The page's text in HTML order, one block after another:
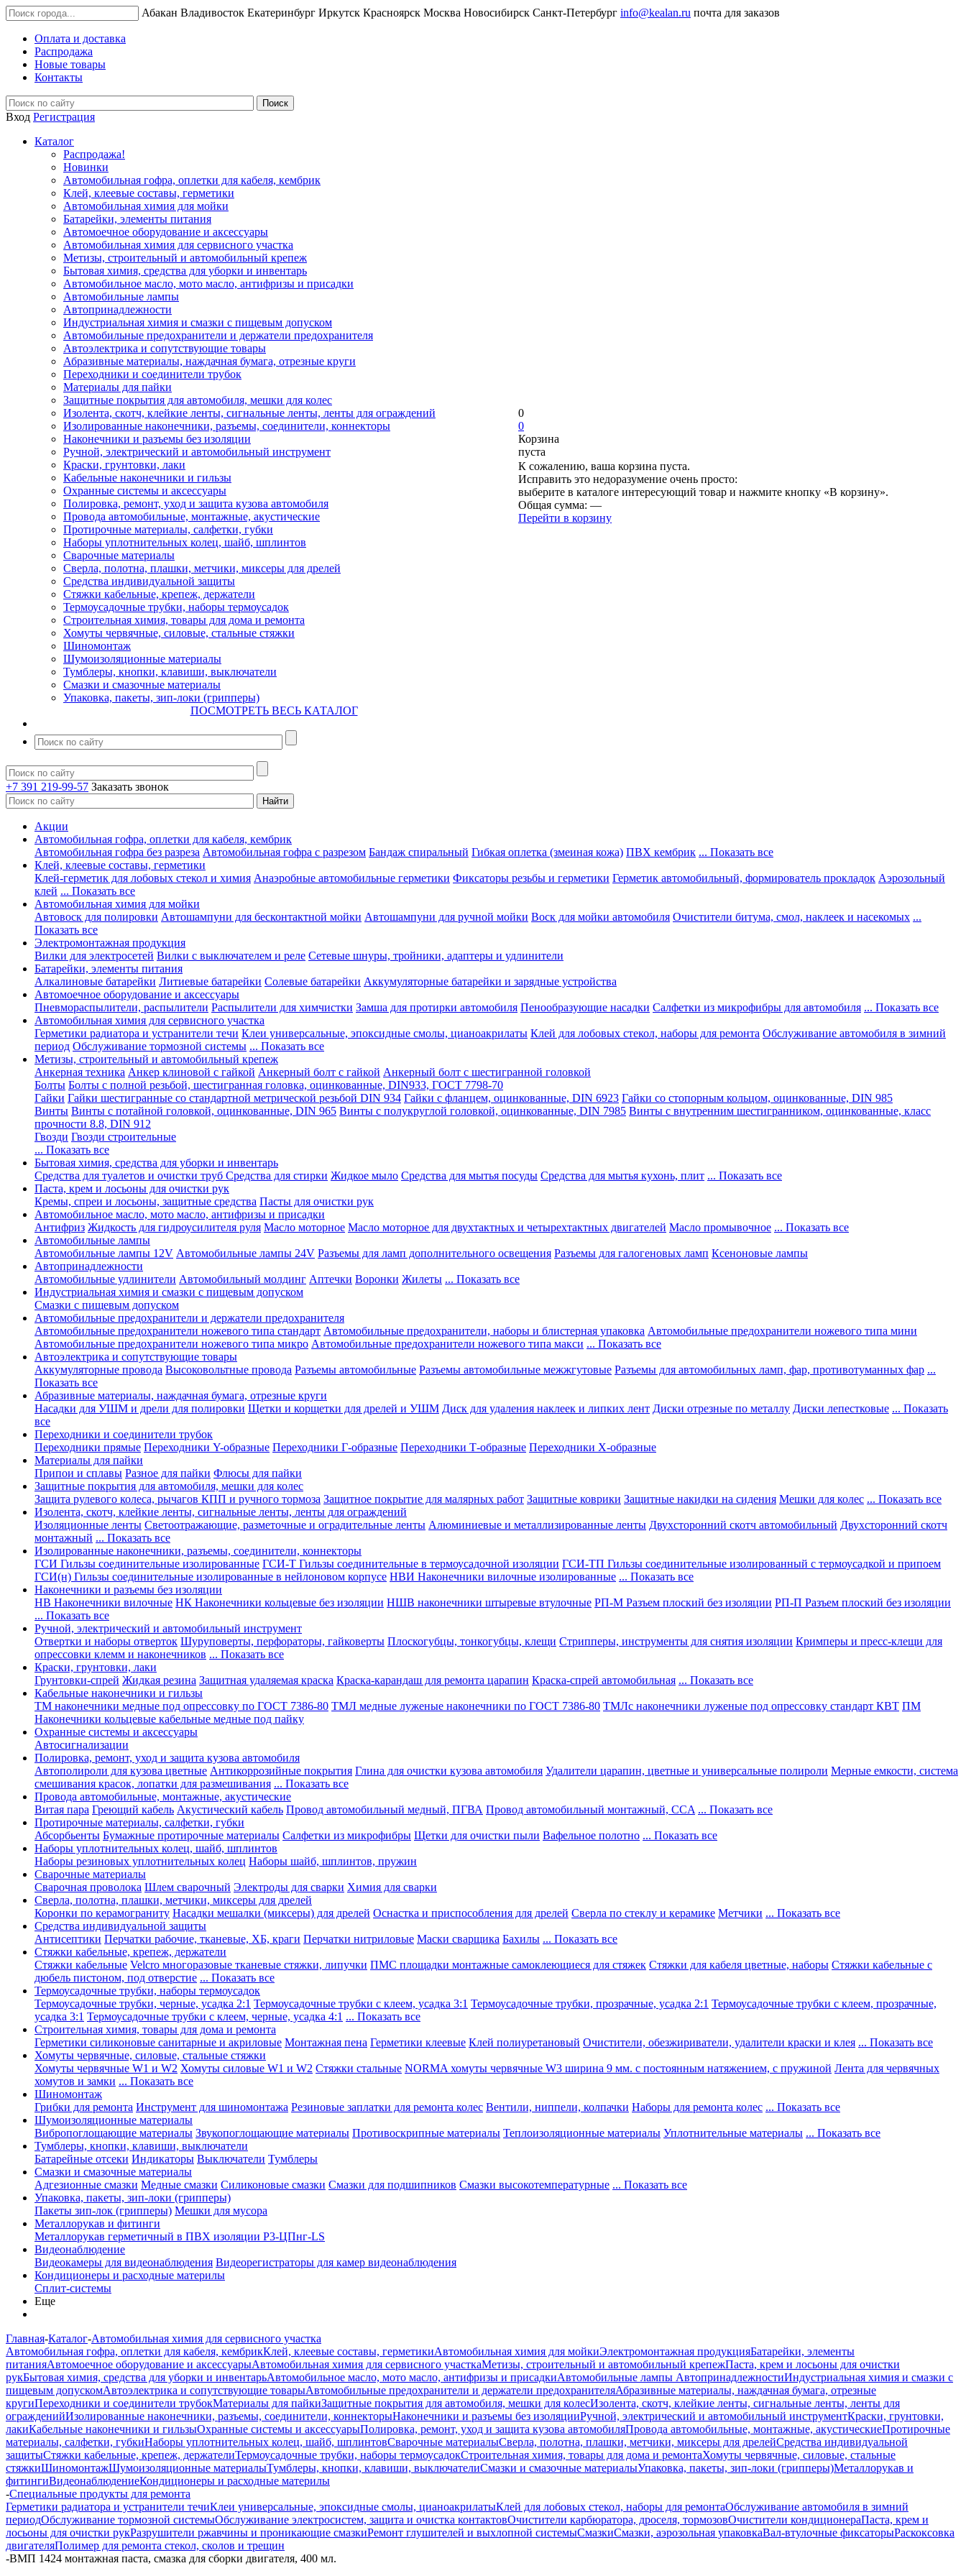
Абакан Владивосток Екатеринбург Иркутск Красноярск Москва Новосибирск Санкт-Петербург info@kealan.ru почта для заказов
Оплата и доставка
Распродажа
Новые товары
Контакты
Вход Регистрация
Каталог
Распродажа!
Новинки
Автомобильная гофра, оплетки для кабеля, кембрик
Клей, клеевые составы, герметики
Автомобильная химия для мойки
Батарейки, элементы питания
Автомоечное оборудование и аксессуары
Автомобильная химия для сервисного участка
Метизы, строительный и автомобильный крепеж
Бытовая химия, средства для уборки и инвентарь
Автомобильное масло, мото масло, антифризы и присадки
Автомобильные лампы
Автопринадлежности
Индустриальная химия и смазки с пищевым допуском
Автомобильные предохранители и держатели предохранителя
Автоэлектрика и сопутствующие товары
Абразивные материалы, наждачная бумага, отрезные круги
Переходники и соединители трубок
Материалы для пайки
Защитные покрытия для автомобиля, мешки для колес
Изолента, скотч, клейкие ленты, сигнальные ленты, ленты для ограждений
Изолированные наконечники, разъемы, соединители, коннекторы
Наконечники и разъемы без изоляции
Ручной, электрический и автомобильный инструмент
Краски, грунтовки, лаки
Кабельные наконечники и гильзы
Охранные системы и аксессуары
Полировка, ремонт, уход и защита кузова автомобиля
Провода автомобильные, монтажные, акустические
Протирочные материалы, салфетки, губки
Наборы уплотнительных колец, шайб, шплинтов
Сварочные материалы
Сверла, полотна, плашки, метчики, миксеры для дрелей
Средства индивидуальной защиты
Стяжки кабельные, крепеж, держатели
Термоусадочные трубки, наборы термоусадок
Строительная химия, товары для дома и ремонта
Хомуты червячные, силовые, стальные стяжки
Шиномонтаж
Шумоизоляционные материалы
Тумблеры, кнопки, клавиши, выключатели
Смазки и смазочные материалы
Упаковка, пакеты, зип-локи (грипперы)
ПОСМОТРЕТЬ ВЕСЬ КАТАЛОГ
+7 391 219-99-57 Заказать звонок
0
0
Корзина
пуста
К сожалению, ваша корзина пуста.
Исправить это недоразумение очень просто:
выберите в каталоге интересующий товар и нажмите кнопку «В корзину».
Общая сумма: —
Перейти в корзину
Акции
Автомобильная гофра, оплетки для кабеля, кембрик
Автомобильная гофра без разреза Автомобильная гофра с разрезом Бандаж спиральный Гибкая оплетка (змеиная кожа) ПВХ кембрик ... Показать все
Клей, клеевые составы, герметики
Клей-герметик для лобовых стекол и химия Анаэробные автомобильные герметики Фиксаторы резьбы и герметики Герметик автомобильный, формирователь прокладок Аэрозольный
клей ... Показать все
Автомобильная химия для мойки
Автовоск для полировки Автошампуни для бесконтактной мойки Автошампуни для ручной мойки Воск для мойки автомобиля Очистители битума, смол, наклеек и насекомых ...
Показать все
Электромонтажная продукция
Вилки для электросетей Вилки с выключателем и реле Сетевые шнуры, тройники, адаптеры и удлинители
Батарейки, элементы питания
Алкалиновые батарейки Литиевые батарейки Солевые батарейки Аккумуляторные батарейки и зарядные устройства
Автомоечное оборудование и аксессуары
Пневмораспылители, распылители Распылители для химчистки Замша для протирки автомобиля Пенообразующие насадки Салфетки из микрофибры для автомобиля ... Показать все
Автомобильная химия для сервисного участка
Герметики радиатора и устранители течи Клеи универсальные, эпоксидные смолы, цианоакрилаты Клей для лобовых стекол, наборы для ремонта Обслуживание автомобиля в зимний
период Обслуживание тормозной системы ... Показать все
Метизы, строительный и автомобильный крепеж
Анкерная техника Анкер клиновой с гайкой Анкерный болт с гайкой Анкерный болт с шестигранной головкой
Болты Болты с полной резьбой, шестигранная головка, оцинкованные, DIN933, ГОСТ 7798-70
Гайки Гайки шестигранные со стандартной метрической резьбой DIN 934 Гайки с фланцем, оцинкованные, DIN 6923 Гайки со стопорным кольцом, оцинкованные, DIN 985
Винты Винты с потайной головкой, оцинкованные, DIN 965 Винты с полукруглой головкой, оцинкованные, DIN 7985 Винты с внутренним шестигранником, оцинкованные, класс
прочности 8.8, DIN 912
Гвозди Гвозди строительные
... Показать все
Бытовая химия, средства для уборки и инвентарь
Средства для туалетов и очистки труб Средства для стирки Жидкое мыло Средства для мытья посуды Средства для мытья кухонь, плит ... Показать все
Паста, крем и лосьоны для очистки рук
Кремы, спреи и лосьоны, защитные средства Пасты для очистки рук
Автомобильное масло, мото масло, антифризы и присадки
Антифриз Жидкость для гидроусилителя руля Масло моторное Масло моторное для двухтактных и четырехтактных двигателей Масло промывочное ... Показать все
Автомобильные лампы
Автомобильные лампы 12V Автомобильные лампы 24V Разъемы для ламп дополнительного освещения Разъемы для галогеновых ламп Ксеноновые лампы
Автопринадлежности
Автомобильные удлинители Автомобильный молдинг Аптечки Воронки Жилеты ... Показать все
Индустриальная химия и смазки с пищевым допуском
Смазки с пищевым допуском
Автомобильные предохранители и держатели предохранителя
Автомобильные предохранители ножевого типа стандарт Автомобильные предохранители, наборы и блистерная упаковка Автомобильные предохранители ножевого типа мини
Автомобильные предохранители ножевого типа микро Автомобильные предохранители ножевого типа макси ... Показать все
Автоэлектрика и сопутствующие товары
Аккумуляторные провода Высоковольтные провода Разъемы автомобильные Разъемы автомобильные межжгутовые Разъемы для автомобильных ламп, фар, противотуманных фар ...
Показать все
Абразивные материалы, наждачная бумага, отрезные круги
Насадки для УШМ и дрели для полировки Щетки и корщетки для дрелей и УШМ Диск для удаления наклеек и липких лент Диски отрезные по металлу Диски лепестковые ... Показать
все
Переходники и соединители трубок
Переходники прямые Переходники Y-образные Переходники Г-образные Переходники Т-образные Переходники Х-образные
Материалы для пайки
Припои и сплавы Разное для пайки Флюсы для пайки
Защитные покрытия для автомобиля, мешки для колес
Защита рулевого колеса, рычагов КПП и ручного тормоза Защитное покрытие для малярных работ Защитные коврики Защитные накидки на сидения Мешки для колес ... Показать все
Изолента, скотч, клейкие ленты, сигнальные ленты, ленты для ограждений
Изоляционные ленты Светоотражающие, разметочные и оградительные ленты Алюминиевые и металлизированные ленты Двухсторонний скотч автомобильный Двухсторонний скотч
монтажный ... Показать все
Изолированные наконечники, разъемы, соединители, коннекторы
ГСИ Гильзы соединительные изолированные ГСИ-Т Гильзы соединительные в термоусадочной изоляции ГСИ-ТП Гильзы соединительные изолированный с термоусадкой и припоем
ГСИ(н) Гильзы соединительные изолированные в нейлоновом корпусе НВИ Наконечники вилочные изолированные ... Показать все
Наконечники и разъемы без изоляции
НВ Наконечники вилочные НК Наконечники кольцевые без изоляции НШВ наконечники штыревые втулочные РП-М Разъем плоский без изоляции РП-П Разъем плоский без изоляции
... Показать все
Ручной, электрический и автомобильный инструмент
Отвертки и наборы отверток Шуруповерты, перфораторы, гайковерты Плоскогубцы, тонкогубцы, клещи Стрипперы, инструменты для снятия изоляции Кримперы и пресс-клещи для
опрессовки клемм и наконечников ... Показать все
Краски, грунтовки, лаки
Грунтовки-спрей Жидкая резина Защитная удаляемая краска Краска-карандаш для ремонта царапин Краска-спрей автомобильная ... Показать все
Кабельные наконечники и гильзы
ТМ наконечники медные под опрессовку по ГОСТ 7386-80 ТМЛ медные луженые наконечники по ГОСТ 7386-80 ТМЛс наконечники луженые под опрессовку стандарт КВТ ПМ
Наконечники кольцевые кабельные медные под пайку
Охранные системы и аксессуары
Автосигнализации
Полировка, ремонт, уход и защита кузова автомобиля
Автополироли для кузова цветные Антикоррозийные покрытия Глина для очистки кузова автомобиля Удалители царапин, цветные и универсальные полироли Мерные емкости, система
смешивания красок, лопатки для размешивания ... Показать все
Провода автомобильные, монтажные, акустические
Витая пара Греющий кабель Акустический кабель Провод автомобильный медный, ПГВА Провод автомобильный монтажный, CCA ... Показать все
Протирочные материалы, салфетки, губки
Абсорбьенты Бумажные протирочные материалы Салфетки из микрофибры Щетки для очистки пыли Вафельное полотно ... Показать все
Наборы уплотнительных колец, шайб, шплинтов
Наборы резиновых уплотнительных колец Наборы шайб, шплинтов, пружин
Сварочные материалы
Сварочная проволока Шлем сварочный Электроды для сварки Химия для сварки
Сверла, полотна, плашки, метчики, миксеры для дрелей
Коронки по керамограниту Насадки мешалки (миксеры) для дрелей Оснастка и приспособления для дрелей Сверла по стеклу и керамике Метчики ... Показать все
Средства индивидуальной защиты
Антисептики Перчатки рабочие, тканевые, ХБ, краги Перчатки нитриловые Маски сварщика Бахилы ... Показать все
Стяжки кабельные, крепеж, держатели
Стяжки кабельные Velcro многоразовые тканевые стяжки, липучки ПМС площадки монтажные самоклеющиеся для стяжек Стяжки для кабеля цветные, наборы Стяжки кабельные с
дюбель пистоном, под отверстие ... Показать все
Термоусадочные трубки, наборы термоусадок
Термоусадочные трубки, черные, усадка 2:1 Термоусадочные трубки с клеем, усадка 3:1 Термоусадочные трубки, прозрачные, усадка 2:1 Термоусадочные трубки с клеем, прозрачные,
усадка 3:1 Термоусадочные трубки с клеем, черные, усадка 4:1 ... Показать все
Строительная химия, товары для дома и ремонта
Герметики силиконовые санитарные и акриловые Монтажная пена Герметики клеевые Клей полиуретановый Очистители, обезжириватели, удалители краски и клея ... Показать все
Хомуты червячные, силовые, стальные стяжки
Хомуты червячные W1 и W2 Хомуты силовые W1 и W2 Стяжки стальные NORMA хомуты червячные W3 ширина 9 мм. с постоянным натяжением, с пружиной Лента для червячных
хомутов и замки ... Показать все
Шиномонтаж
Грибки для ремонта Инструмент для шиномонтажа Резиновые заплатки для ремонта колес Вентили, ниппели, колпачки Наборы для ремонта колес ... Показать все
Шумоизоляционные материалы
Вибропоглощающие материалы Звукопоглощающие материалы Противоскрипные материалы Теплоизоляционные материалы Уплотнительные материалы ... Показать все
Тумблеры, кнопки, клавиши, выключатели
Батарейные отсеки Индикаторы Выключатели Тумблеры
Смазки и смазочные материалы
Адгезионные смазки Медные смазки Силиконовые смазки Смазки для подшипников Смазки высокотемпературные ... Показать все
Упаковка, пакеты, зип-локи (грипперы)
Пакеты зип-лок (грипперы) Мешки для мусора
Металлорукав и фитинги
Металлорукав герметичный в ПВХ изоляции Р3-ЦПнг-LS
Видеонаблюдение
Видеокамеры для видеонаблюдения Видеорегистраторы для камер видеонаблюдения
Кондиционеры и расходные материлы
Сплит-системы
Еще
Главная-Каталог-Автомобильная химия для сервисного участка
Автомобильная гофра, оплетки для кабеля, кембрикКлей, клеевые составы, герметикиАвтомобильная химия для мойкиЭлектромонтажная продукцияБатарейки, элементы
питанияАвтомоечное оборудование и аксессуарыАвтомобильная химия для сервисного участкаМетизы, строительный и автомобильный крепежПаста, крем и лосьоны для очистки
рукБытовая химия, средства для уборки и инвентарьАвтомобильное масло, мото масло, антифризы и присадкиАвтомобильные лампы АвтопринадлежностиИндустриальная химия и смазки с
пищевым допускомАвтоэлектрика и сопутствующие товарыАвтомобильные предохранители и держатели предохранителяАбразивные материалы, наждачная бумага, отрезные
кругиПереходники и соединители трубокМатериалы для пайкиЗащитные покрытия для автомобиля, мешки для колесИзолента, скотч, клейкие ленты, сигнальные ленты, ленты для
огражденийИзолированные наконечники, разъемы, соединители, коннекторыНаконечники и разъемы без изоляцииРучной, электрический и автомобильный инструментКраски, грунтовки,
лакиКабельные наконечники и гильзыОхранные системы и аксессуарыПолировка, ремонт, уход и защита кузова автомобиляПровода автомобильные, монтажные, акустическиеПротирочные
материалы, салфетки, губкиНаборы уплотнительных колец, шайб, шплинтовСварочные материалыСверла, полотна, плашки, метчики, миксеры для дрелейСредства индивидуальной
защитыСтяжки кабельные, крепеж, держателиТермоусадочные трубки, наборы термоусадокСтроительная химия, товары для дома и ремонтаХомуты червячные, силовые, стальные
стяжкиШиномонтажШумоизоляционные материалыТумблеры, кнопки, клавиши, выключателиСмазки и смазочные материалыУпаковка, пакеты, зип-локи (грипперы)Металлорукав и
фитингиВидеонаблюдениеКондиционеры и расходные материлы
-Специальные продукты для ремонта
Герметики радиатора и устранители течиКлеи универсальные, эпоксидные смолы, цианоакрилатыКлей для лобовых стекол, наборы для ремонтаОбслуживание автомобиля в зимний
периодОбслуживание тормозной системыОбслуживание электросистем, защита и очистка контактовОчистители карбюратора, дроселя, тормозовОчистители кондиционераПаста, крем и
лосьоны для очистки рукРазрушители ржавчины и проникающие смазкиРемонт глушителей и выхлопной системыСмазкиСмазки, аэрозольная упаковкаВал-втулочные фиксаторыРаскоксовка
двигателяПолимер для ремонта стекол, сколов и трещин
-ВМП 1424 монтажная паста, смазка для сборки двигателя, 400 мл.